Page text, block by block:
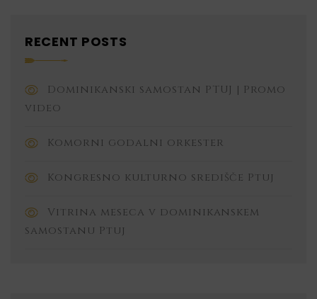
RECENT POSTS
Dominikanski samostan PTUJ | Promo
video
Komorni godalni orkester
Kongresno kulturno središče Ptuj
Vitrina meseca v dominikanskem
samostanu Ptuj